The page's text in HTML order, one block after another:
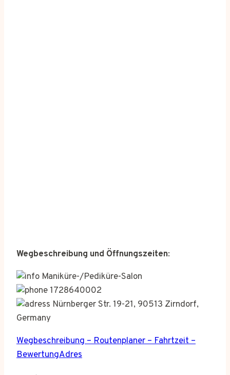
Wegbeschreibung und Öffnungszeiten:
Maniküre-/Pediküre-Salon
1728640002
Nürnberger Str. 19-21, 90513 Zirndorf,
Germany
Wegbeschreibung – Routenplaner – Fahrtzeit –
BewertungAdres